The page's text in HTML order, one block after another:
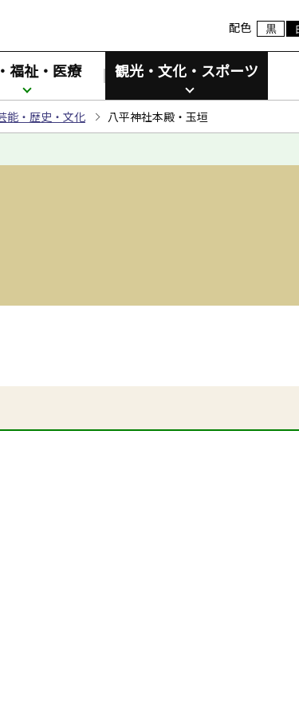
配色
福祉・医療 観光・文化・スポーツ
能・歴史・文化 八平神社本殿・玉垣